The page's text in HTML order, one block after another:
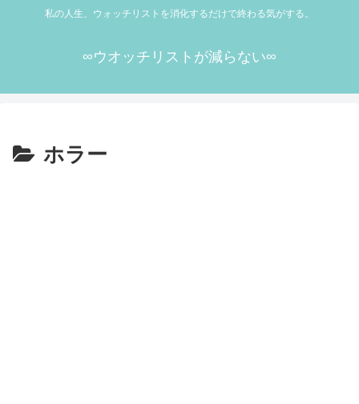
私の人生、ウォッチリストを消化するだけで終わる気がする。
∞ウオッチリストが減らない∞
ホラー